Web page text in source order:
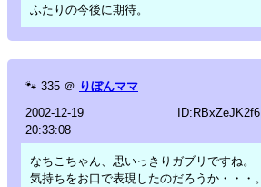
ふたりの今後に期待。
🐾 335 ＠ りぼんママ
2002-12-19
20:33:08
ID:RBxZeJK2f6
なちこちゃん、思いっきりガブリですね。
気持ちをお口で表現したのだろうか・・・。